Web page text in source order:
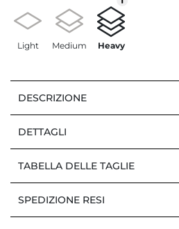
Light Medium Heavy
DESCRIZIONE
DETTAGLI
TABELLA DELLE TAGLIE
SPEDIZIONE RESI